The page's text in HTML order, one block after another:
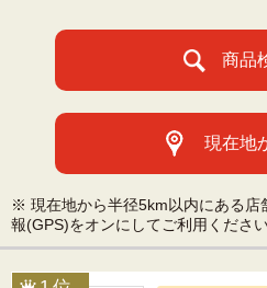
商品
現在地
※ 現在地から半径5km以内にある店
報(GPS)をオンにしてご利用ください